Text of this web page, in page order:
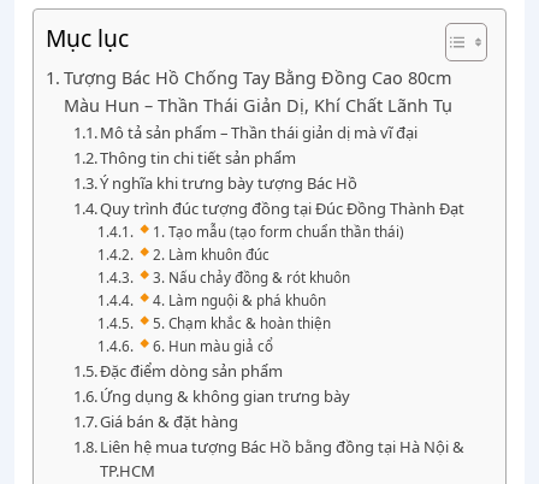
Mục lục
Tượng Bác Hồ Chống Tay Bằng Đồng Cao 80cm
Màu Hun – Thần Thái Giản Dị, Khí Chất Lãnh Tụ
Mô tả sản phẩm – Thần thái giản dị mà vĩ đại
Thông tin chi tiết sản phẩm
Ý nghĩa khi trưng bày tượng Bác Hồ
Quy trình đúc tượng đồng tại Đúc Đồng Thành Đạt
1. Tạo mẫu (tạo form chuẩn thần thái)
2. Làm khuôn đúc
3. Nấu chảy đồng & rót khuôn
4. Làm nguội & phá khuôn
5. Chạm khắc & hoàn thiện
6. Hun màu giả cổ
Đặc điểm dòng sản phẩm
Ứng dụng & không gian trưng bày
Giá bán & đặt hàng
Liên hệ mua tượng Bác Hồ bằng đồng tại Hà Nội &
TP.HCM